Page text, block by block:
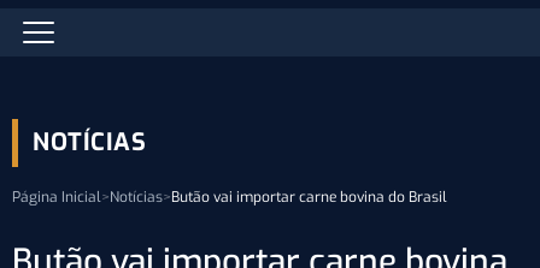
NOTÍCIAS
Página Inicial>Notícias>Butão vai importar carne bovina do Brasil